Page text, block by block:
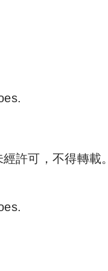
許可，不得轉載。